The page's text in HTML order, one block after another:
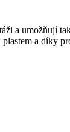
a umožňují
a díky